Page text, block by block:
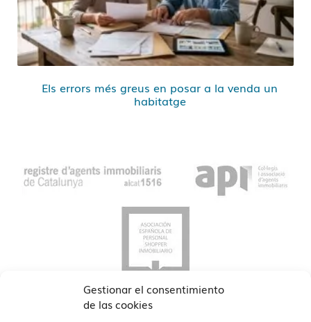
Gestionar el consentimiento
de las cookies
Els errors més greus en posar a la venda un
habitatge